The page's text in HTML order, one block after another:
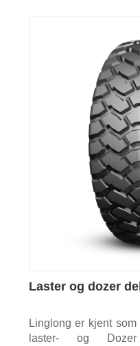
Laster og dozer
Linglong er kjent
laster- og Dozer